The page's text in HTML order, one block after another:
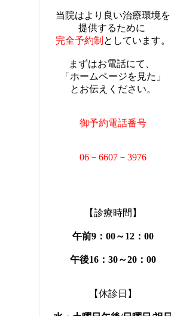
当院はより良い治療環境を
提供するために
完全予約制 としています。
まずはお電話にて、
「ホームページを見た」
とお伝えください。
御予約電話番号
06－6607－3976
【診療時間】
午前9：00～12：00
午後16：30～20：00
【休診日】